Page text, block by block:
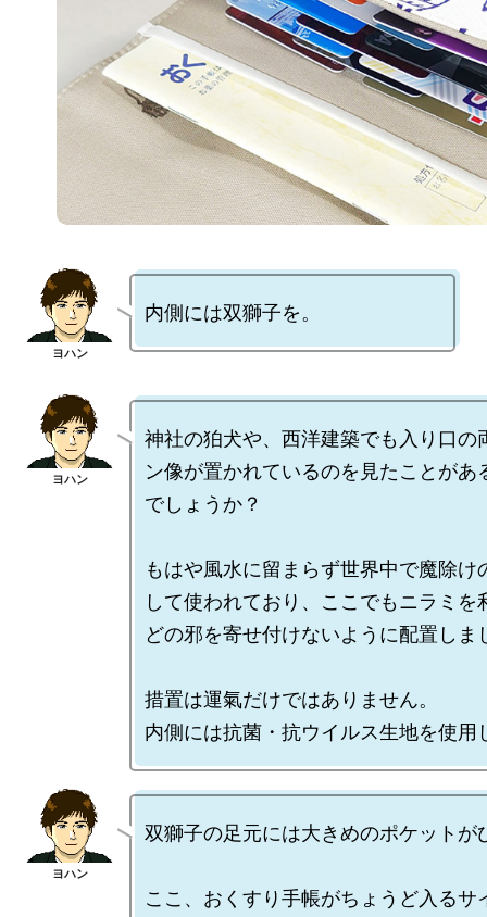
神社の狛犬や、西洋建築でも入り口の
ン像が置かれているのを見たことがあ
でしょうか？
もはや風水に留まらず世界中で魔除け
して使われており、ここでもニラミを
どの邪を寄せ付けないように配置しま
措置は運氣だけではありません。
双獅子の足元には大きめのポケットが
ここ、おくすり手帳がちょうど入るサ